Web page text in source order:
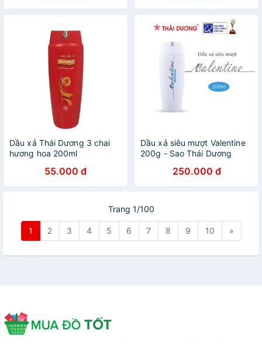
Dầu xả Thái Dương 3 chai
hương hoa 200ml
55.000 đ
Dầu xả siêu mượt Valentine
200g - Sao Thái Dương
250.000 đ
Trang 1/100
1 2 3 4 5 6 7 8 9 10 »